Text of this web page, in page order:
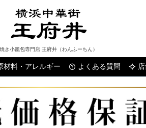
焼き小籠包専門店 王府井（わんふーちん）
材料・アレルギー よくある質問
検索